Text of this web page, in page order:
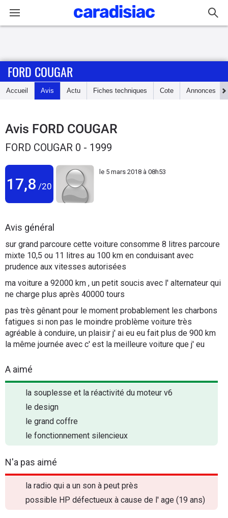
Accueil
Essais
Guide
Electriques
Flottes
Auto
Services
Forum
Moto
FORD COUGAR
Accueil Avis Actu Fiches techniques Cote Annonces
Avis FORD COUGAR
FORD COUGAR 0 - 1999
17,8 /20
le 5 mars 2018 à 08h53
Avis général
sur grand parcoure cette voiture consomme 8 litres parcoure
mixte 10,5 ou 11 litres au 100 km en conduisant avec
prudence aux vitesses autorisées
ma voiture a 92000 km , un petit soucis avec l' alternateur qui
ne charge plus après 40000 tours
pas très gênant pour le moment probablement les charbons
fatigues si non pas le moindre problème voiture très
agréable à conduire, un plaisir j' ai eu eu fait plus de 900 km
la même journée avec c' est la meilleure voiture que j' eu
A aimé
la souplesse et la réactivité du moteur v6
le design
le grand coffre
le fonctionnement silencieux
N'a pas aimé
la radio qui a un son à peut près
possible HP défectueux à cause de l' age (19 ans)